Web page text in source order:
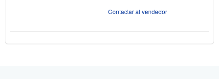
Contactar al vendedor